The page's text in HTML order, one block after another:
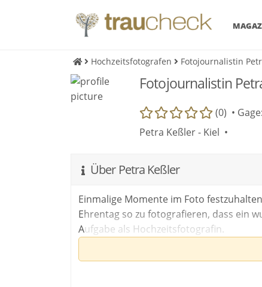
Hochzeitsfotografen Fotojournalistin
Fotojournalistin
(0) •
Petra Keßler - Kiel •
Über Petra Keßler
Einmalige Momente im Foto
Ehrentag so zu fotografieren, dass ein
Aufgabe als Hochzeitsfotografin.